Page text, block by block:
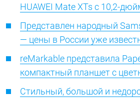
HUAWEI Mate XTs с 10,2-
Представлен народный
— цены в России уже
reMarkable представила
компактный планшет с
Стильный, большой и